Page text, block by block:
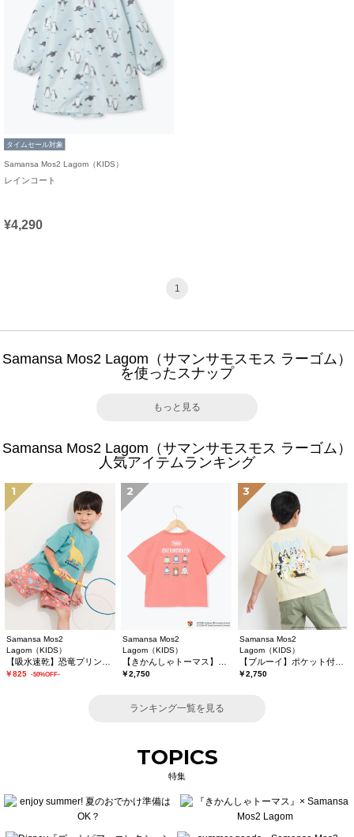
タイムセール対象
Samansa Mos2 Lagom（KIDS）
レインコート
¥4,290
1
Samansa Mos2 Lagom（サマンサモスモス ラーゴム）
を使ったスナップ
もっと見る
Samansa Mos2 Lagom（サマンサモスモス ラーゴム）
人気アイテムランキング
1
Samansa Mos2
Lagom（KIDS）
￥825 -50%OFF-
2
Samansa Mos2
Lagom（KIDS）
￥2,750
3
Samansa Mos2
Lagom（KIDS）
【ブルーイ】ポケット付きプリントTシャツ
￥2,750
ランキング一覧を見る
TOPICS
特集